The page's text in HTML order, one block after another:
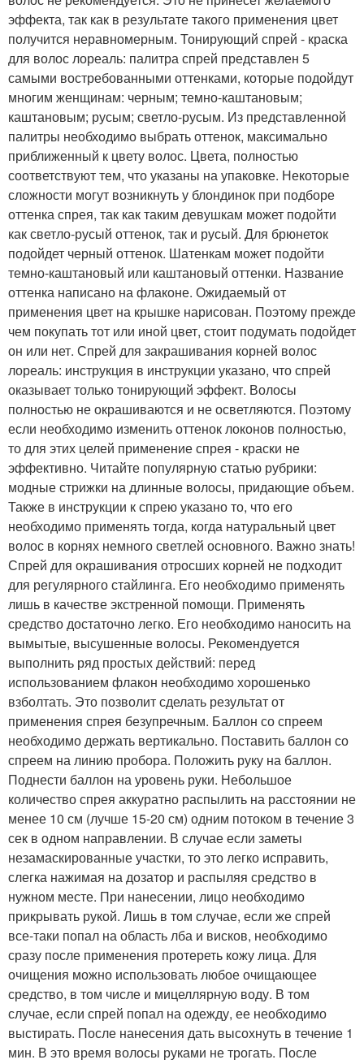
эффекта, так как в результате такого применения цвет
получится неравномерным. Тонирующий спрей - краска
для волос лореаль: палитра спрей представлен 5
самыми востребованными оттенками, которые подойдут
многим женщинам: черным; темно-каштановым;
каштановым; русым; светло-русым. Из представленной
палитры необходимо выбрать оттенок, максимально
приближенный к цвету волос. Цвета, полностью
соответствуют тем, что указаны на упаковке. Некоторые
сложности могут возникнуть у блондинок при подборе
оттенка спрея, так как таким девушкам может подойти
как светло-русый оттенок, так и русый. Для брюнеток
подойдет черный оттенок. Шатенкам может подойти
темно-каштановый или каштановый оттенки. Название
оттенка написано на флаконе. Ожидаемый от
применения цвет на крышке нарисован. Поэтому прежде
чем покупать тот или иной цвет, стоит подумать подойдет
он или нет. Спрей для закрашивания корней волос
лореаль: инструкция в инструкции указано, что спрей
оказывает только тонирующий эффект. Волосы
полностью не окрашиваются и не осветляются. Поэтому
если необходимо изменить оттенок локонов полностью,
то для этих целей применение спрея - краски не
эффективно. Читайте популярную статью рубрики:
модные стрижки на длинные волосы, придающие объем.
Также в инструкции к спрею указано то, что его
необходимо применять тогда, когда натуральный цвет
волос в корнях немного светлей основного. Важно знать!
Спрей для окрашивания отросших корней не подходит
для регулярного стайлинга. Его необходимо применять
лишь в качестве экстренной помощи. Применять
средство достаточно легко. Его необходимо наносить на
вымытые, высушенные волосы. Рекомендуется
выполнить ряд простых действий: перед
использованием флакон необходимо хорошенько
взболтать. Это позволит сделать результат от
применения спрея безупречным. Баллон со спреем
необходимо держать вертикально. Поставить баллон со
спреем на линию пробора. Положить руку на баллон.
Поднести баллон на уровень руки. Небольшое
количество спрея аккуратно распылить на расстоянии не
менее 10 см (лучше 15-20 см) одним потоком в течение 3
сек в одном направлении. В случае если заметы
незамаскированные участки, то это легко исправить,
слегка нажимая на дозатор и распыляя средство в
нужном месте. При нанесении, лицо необходимо
прикрывать рукой. Лишь в том случае, если же спрей
все-таки попал на область лба и висков, необходимо
сразу после применения протереть кожу лица. Для
очищения можно использовать любое очищающее
средство, в том числе и мицеллярную воду. В том
случае, если спрей попал на одежду, ее необходимо
выстирать. После нанесения дать высохнуть в течение 1
мин. В это время волосы руками не трогать. После